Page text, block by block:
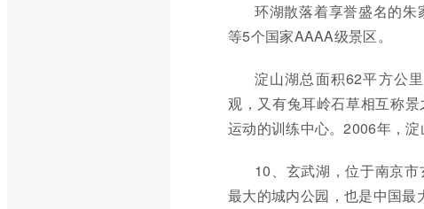
环湖散落着享誉盛名的
等5个国家AAAA级景区。
淀山湖总面积62平方公
观，又有兔耳岭石草相互称
运动的训练中心。2006年，淀
10、玄武湖，位于南京
最大的城内公园，也是中国最